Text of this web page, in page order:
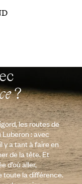
?
les routes de
Luberon : avec
y a tant à faire en
de la tête. Et
d’où aller,
toute la différence.